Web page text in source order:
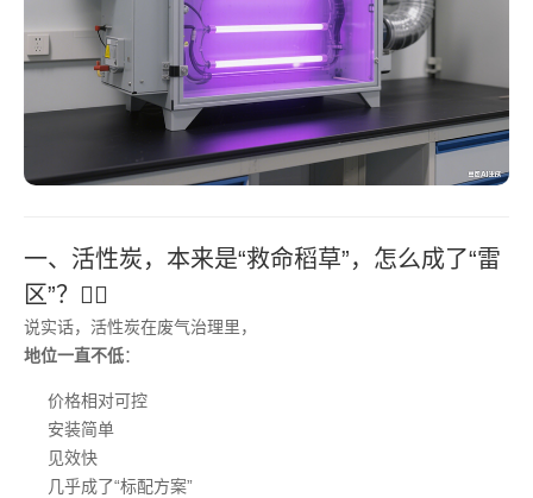
一、活性炭，本来是“救命稻草”，怎么成了“雷
区”？😵‍💫
说实话，活性炭在废气治理里，
地位一直不低：
价格相对可控
安装简单
见效快
几乎成了“标配方案”